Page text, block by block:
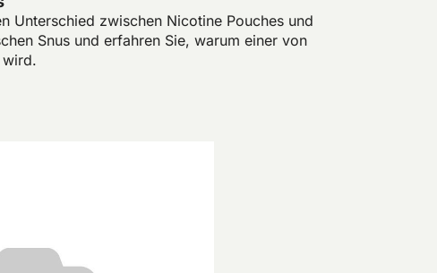
Unterschied zwischen Nicotine Pouches und
Snus und erfahren Sie, warum einer von